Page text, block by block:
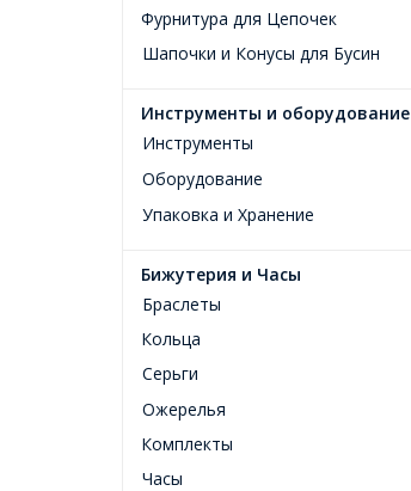
Фурнитура для Цепочек
Шапочки и Конусы для Бусин
Инструменты и оборудование
Инструменты
Оборудование
Упаковка и Хранение
Бижутерия и Часы
Браслеты
Кольца
Серьги
Ожерелья
Комплекты
Часы